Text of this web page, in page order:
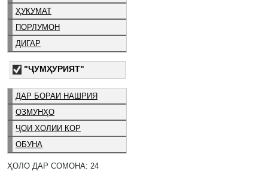
ҲУКУМАТ
ПОРЛУМОН
ДИГАР
"ҶУМҲУРИЯТ"
ДАР БОРАИ НАШРИЯ
ОЗМУНҲО
ҶОИ ХОЛИИ КОР
ОБУНА
ҲОЛО ДАР СОМОНА: 24